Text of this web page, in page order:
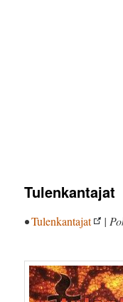
Tulenkantajat
•Tulenkantajat |